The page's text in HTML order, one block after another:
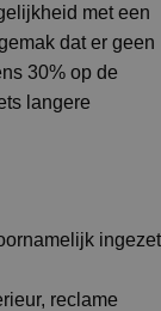
met een
dat er geen
30% op de
langere
ingezet
reclame